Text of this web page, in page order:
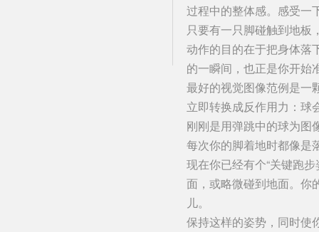
过程中的整体感。感受一
只要有一只脚碰触到地板
动作的目的在于把身体落
的一瞬间，也正是你开始
最好的视觉图像范例是一
立即转换成反作用力：球
刚刚是用弹跳中的球为图
每次你的脚着地时都像是
现在你已经有个“关键跑
面，或略微碰到地面。你
儿。
保持这样的姿势，同时使